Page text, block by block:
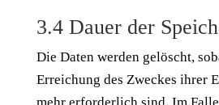
3.4 Dauer der
Die Daten werden gelöscht,
Erreichung des Zweckes ihrer